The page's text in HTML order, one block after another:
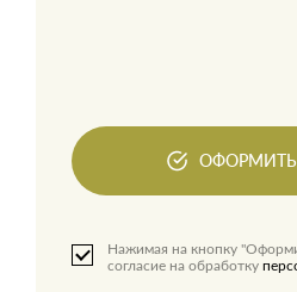
ОФОРМИТЬ
Нажимая на кнопку
согласие на обработку